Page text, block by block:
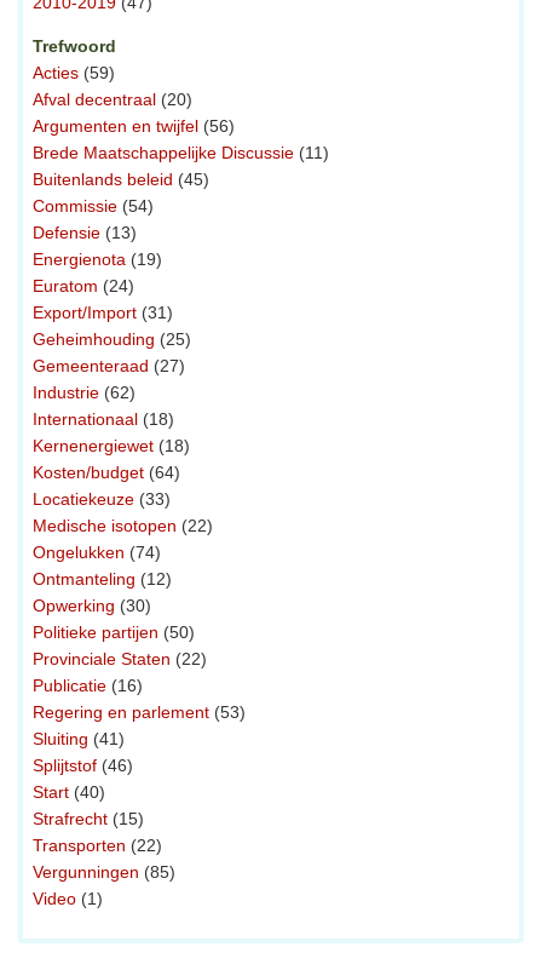
Trefwoord
Acties (59)
Afval decentraal (20)
Argumenten en twijfel (56)
Brede Maatschappelijke Discussie (11)
Buitenlands beleid (45)
Commissie (54)
Defensie (13)
Energienota (19)
Euratom (24)
Export/Import (31)
Geheimhouding (25)
Gemeenteraad (27)
Industrie (62)
Internationaal (18)
Kernenergiewet (18)
Kosten/budget (64)
Locatiekeuze (33)
Medische isotopen (22)
Ongelukken (74)
Ontmanteling (12)
Opwerking (30)
Politieke partijen (50)
Provinciale Staten (22)
Publicatie (16)
Regering en parlement (53)
Sluiting (41)
Splijtstof (46)
Start (40)
Strafrecht (15)
Transporten (22)
Vergunningen (85)
Video (1)